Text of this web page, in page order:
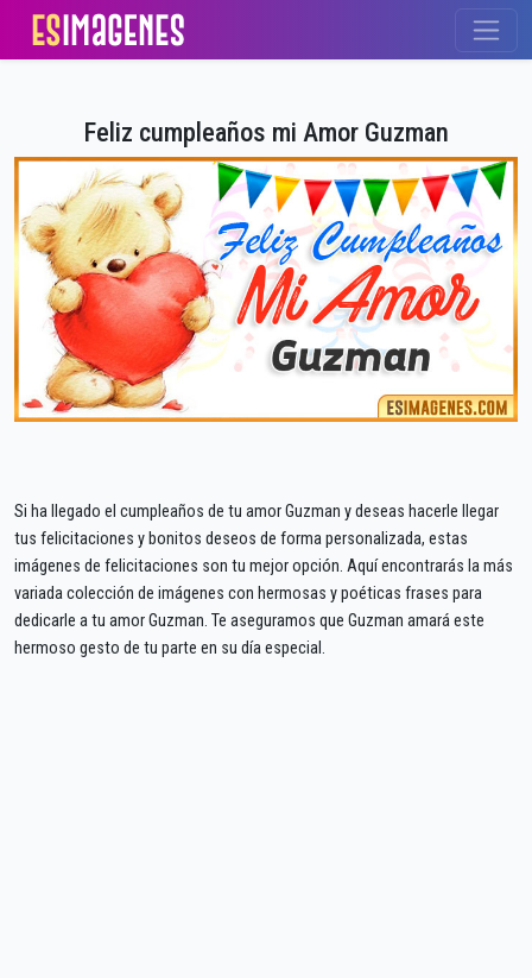
Feliz cumpleaños mi Amor Guzman
Si ha llegado el cumpleaños de tu amor Guzman y deseas hacerle llegar
tus felicitaciones y bonitos deseos de forma personalizada, estas
imágenes de felicitaciones son tu mejor opción. Aquí encontrarás la más
variada colección de imágenes con hermosas y poéticas frases para
dedicarle a tu amor Guzman. Te aseguramos que Guzman amará este
hermoso gesto de tu parte en su día especial.